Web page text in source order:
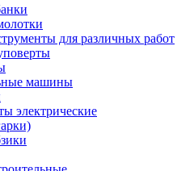
для различных работ
машины
электрические